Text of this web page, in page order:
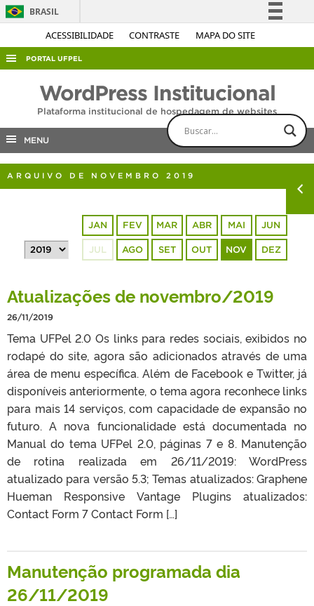
ACESSIBILIDADE CONTRASTE MAPA DO SITE
BRASIL
Simplifique!
Acesso à informação
Legislação
PORTAL UFPEL
AUDITORIA
COBALTO
CONCURSOS
EDITAIS
PORTARIAS
WordPress Institucional
Plataforma institucional de hospedagem de websites
MENU
ARQUIVO DE NOVEMBRO 2019
JAN FEV MAR ABR MAI JUN
JUL AGO SET OUT NOV DEZ
Atualizações de novembro/2019
26/11/2019
Tema UFPel 2.0 Os links para redes sociais, exibidos no
rodapé do site, agora são adicionados através de uma
área de menu específica. Além de Facebook e Twitter, já
disponíveis anteriormente, o tema agora reconhece links
para mais 14 serviços, com capacidade de expansão no
futuro. A nova funcionalidade está documentada no
Manual do tema UFPel 2.0, páginas 7 e 8. Manutenção
de rotina realizada em 26/11/2019: WordPress
atualizado para versão 5.3; Temas atualizados: Graphene
Hueman Responsive Vantage Plugins atualizados:
Contact Form 7 Contact Form […]
Manutenção programada dia
26/11/2019